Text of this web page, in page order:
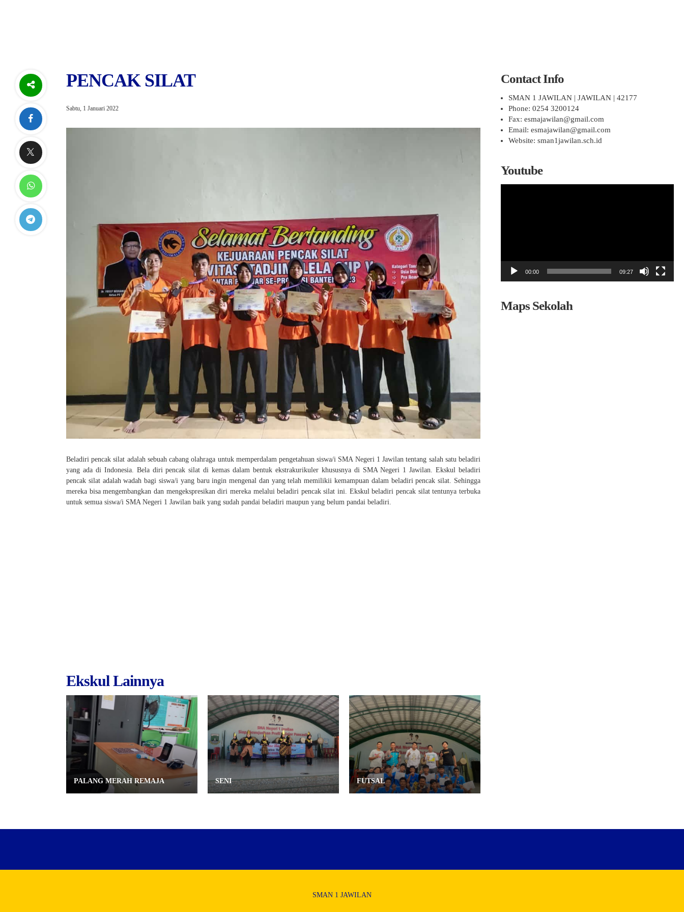
PENCAK SILAT
Sabtu, 1 Januari 2022
Beladiri pencak silat adalah sebuah cabang olahraga untuk memperdalam pengetahuan siswa/i SMA Negeri 1 Jawilan tentang salah satu beladiri
yang ada di Indonesia. Bela diri pencak silat di kemas dalam bentuk ekstrakurikuler khususnya di SMA Negeri 1 Jawilan. Ekskul beladiri
pencak silat adalah wadah bagi siswa/i yang baru ingin mengenal dan yang telah memilikii kemampuan dalam beladiri pencak silat. Sehingga
mereka bisa mengembangkan dan mengekspresikan diri mereka melalui beladiri pencak silat ini. Ekskul beladiri pencak silat tentunya terbuka
untuk semua siswa/i SMA Negeri 1 Jawilan baik yang sudah pandai beladiri maupun yang belum pandai beladiri.
Ekskul Lainnya
PALANG MERAH REMAJA SENI FUTSAL
Contact Info
SMAN 1 JAWILAN | JAWILAN | 42177
Phone: 0254 3200124
Fax: esmajawilan@gmail.com
Email: esmajawilan@gmail.com
Website: sman1jawilan.sch.id
Youtube
00:00 09:27
Maps Sekolah
SMAN 1 JAWILAN